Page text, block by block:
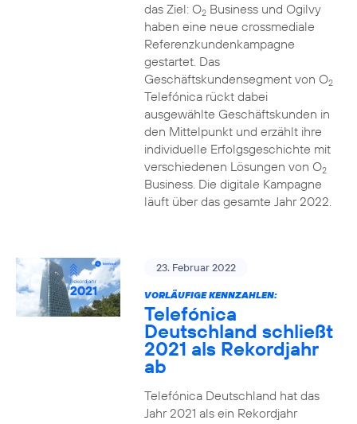
das Ziel: O2Business und Ogilvy
haben eine neue crossmediale
Referenzkundenkampagne
gestartet. Das
Geschäftskundensegment von O2
Telefónica rückt dabei
ausgewählte Geschäftskunden in
den Mittelpunkt und erzählt ihre
individuelle Erfolgsgeschichte mit
verschiedenen Lösungen von O2
Business. Die digitale Kampagne
läuft über das gesamte Jahr 2022.
23. Februar 2022
VORLÄUFIGE KENNZAHLEN:
Telefónica
Deutschland schließt
2021 als Rekordjahr
ab
Telefónica Deutschland hat das
Jahr 2021 als ein Rekordjahr